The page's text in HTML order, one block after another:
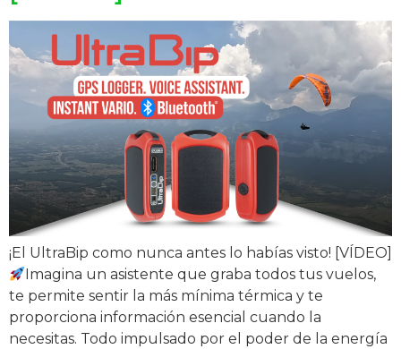
¡El UltraBip como nunca antes lo habías visto! [VÍDEO]
Imagina un asistente que graba todos tus vuelos,
te permite sentir la más mínima térmica y te
proporciona información esencial cuando la
necesitas. Todo impulsado por el poder de la energía